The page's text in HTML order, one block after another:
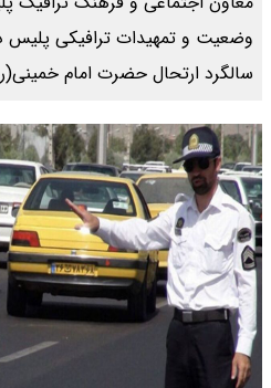
وضعیت و تمهیدات ترافیکی
سالگرد ارتحال حضرت امام